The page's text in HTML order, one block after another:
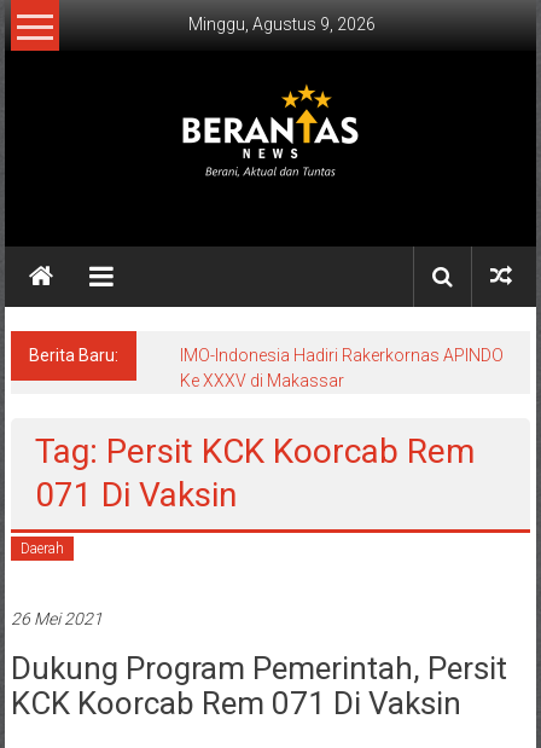
Lompat
ke
Minggu, Agustus 9, 2026
NEWS
Aktual
Tuntas.
Berita Baru:
IMO-Indonesia Hadiri Rakerkornas APINDO
Ke XXXV di Makassar
Tag: Persit KCK Koorcab Rem
071 Di Vaksin
Daerah
26 Mei 2021
Dukung Program Pemerintah, Persit
KCK Koorcab Rem 071 Di Vaksin